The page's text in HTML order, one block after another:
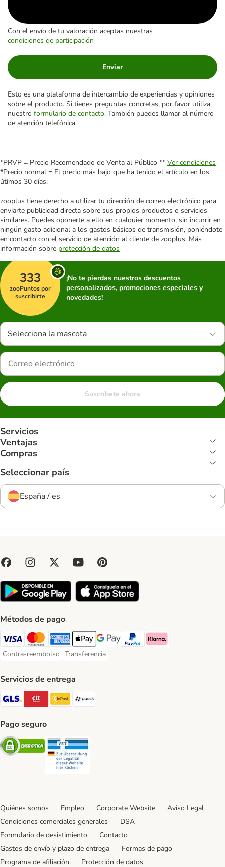
Con el envío de tu valoración aceptas nuestras
condiciones de participación
Enviar
Esto es una plataforma de intercambio de experiencias y opiniones
sobre el producto. Si tienes preguntas concretas, por favor utiliza
nuestro formulario de contacto. También puedes llamar al número
de atención telefónica.
*PRVP = Precio Recomendado de Venta al Público ** Ver condiciones
*Precio normal = El precio más bajo que ha tenido el artículo en los
útimos 30 días.
zooplus tiene derecho a utilizar tu dirección de correo electrónico para
enviarte publicidad directa sobre sus propios productos o servicios
similares. Puedes oponerte a ello en cualquier momento, sin incurrir en
ningún gasto adicional a los gastos básicos de transmisión, poniéndote
en contacto con el servicio de atención al cliente de zooplus. Más
información sobre protección de datos
333
zooPuntos por
suscribirte
¡No te pierdas nuestros descuentos
personalizados, promociones especiales y
novedades!
Selecciona la mascota
Suscríbete ahora
Servicios
Ventajas
Compras
Seleccionar país
España / es
Métodos de pago
Visa Payment Method
Mastercard Payment Method
American Express Payment Method
Apple Pay Payment Method
Google Pay Payment Method
PayPal Payment Method
Klarna Payment Method
Contra-reembolso
Contra-reembolso Payment Method
Transferencia
Transferencia Payment Method
Servicios de entrega
GLS Shipping Method
CTTExpress Shipping Method
InPost Shipping Method
Pago seguro
Security
Quiénes somos Empleo Corporate Website
Aviso Legal
Condiciones comerciales generales
DSA
Formulario de desistimiento
Contacto
Gastos de envío y plazo de entrega
Formas de pago
Programa de afiliación
Protección de datos